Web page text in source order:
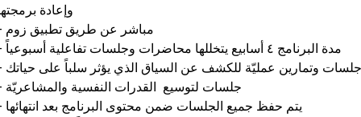
وإعادة
- مباشر عن طريق تطبيق زوم
- مدة البرنامج ٤ أسابيع يتخللها محاضرات وجلسات تفاعلية أسبوعياً
- جلسات وتمارين عمليّة للكشف عن السياق الذي يؤثر سلباً على حياتك
- جلسات لتوسيع القدرات النفسية والمشاعريّة
- يتم حفظ جميع الجلسات ضمن محتوى البرنامج بعد انتهائها